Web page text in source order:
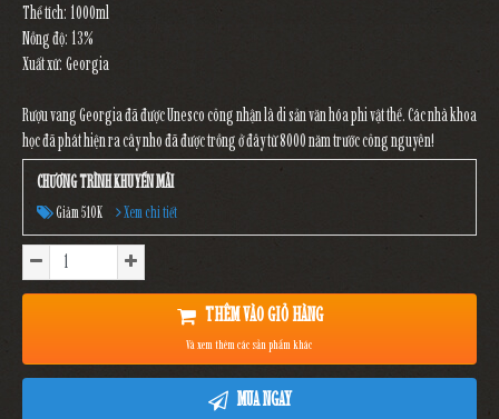
Thể tích: 1000ml
Nồng độ: 13%
Xuất xứ: Georgia
Rượu vang Georgia đã được Unesco công nhận là di sản văn hóa phi vật thể. Các nhà khoa
học đã phát hiện ra cây nho đã được trồng ở đây từ 8000 năm trước công nguyên!
CHƯƠNG TRÌNH KHUYẾN MÃI
Giảm 510K Xem chi tiết
THÊM VÀO GIỎ HÀNG
Và xem thêm các sản phẩm khác
MUA NGAY